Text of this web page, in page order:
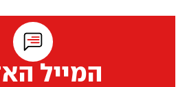
המייל